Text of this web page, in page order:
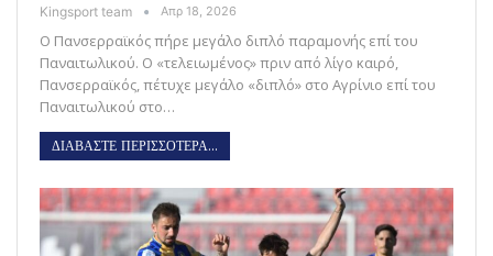
Kingsport team Απρ 18, 2026
Ο Πανσερραϊκός πήρε μεγάλο διπλό παραμονής επί του
Παναιτωλικού. Ο «τελειωμένος» πριν από λίγο καιρό,
Πανσερραϊκός, πέτυχε μεγάλο «διπλό» στο Αγρίνιο επί του
Παναιτωλικού στο…
ΔΙΑΒΑΣΤΕ ΠΕΡΙΣΣΟΤΕΡΑ...